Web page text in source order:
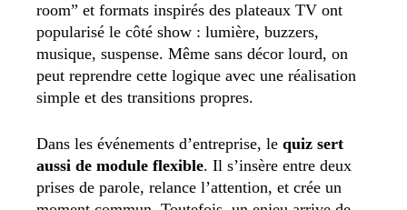
room” et formats inspirés des plateaux TV ont
popularisé le côté show : lumière, buzzers,
musique, suspense. Même sans décor lourd, on
peut reprendre cette logique avec une réalisation
simple et des transitions propres.
Dans les événements d’entreprise, le quiz sert
aussi de module flexible. Il s’insère entre deux
prises de parole, relance l’attention, et crée un